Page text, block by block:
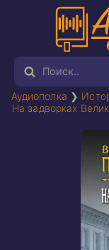
Аудиополка ❯
На задворках